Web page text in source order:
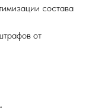
состава
от